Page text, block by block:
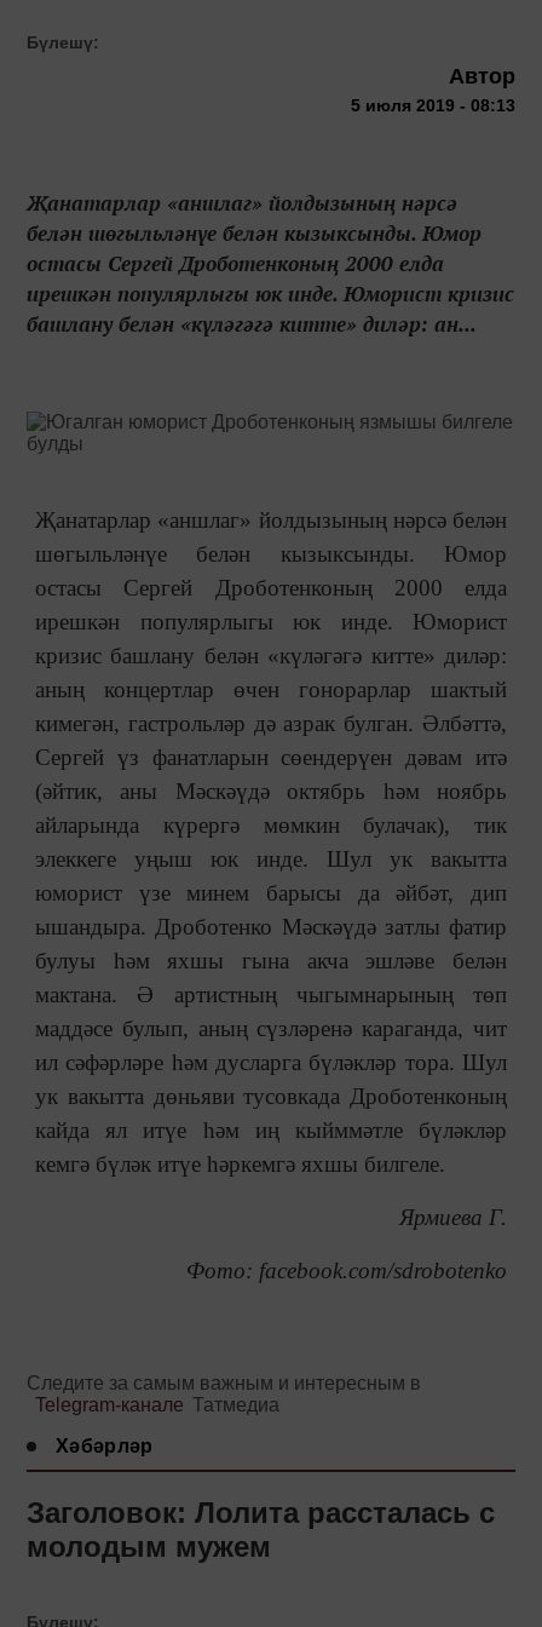
Бүлешү:
Автор
5 июля 2019 - 08:13
Җанатарлар «аншлаг» йолдызының нәрсә
белән шөгыльләнүе белән кызыксынды. Юмор
остасы Сергей Дроботенконың 2000 елда
ирешкән популярлыгы юк инде. Юморист кризис
башлану белән «күләгәгә китте» диләр: ан...
Җанатарлар «аншлаг» йолдызының нәрсә белән
шөгыльләнүе белән кызыксынды. Юмор
остасы Сергей Дроботенконың 2000 елда
ирешкән популярлыгы юк инде. Юморист
кризис башлану белән «күләгәгә китте» диләр:
аның концертлар өчен гонорарлар шактый
кимегән, гастрольләр дә азрак булган. Әлбәттә,
Сергей үз фанатларын сөендерүен дәвам итә
(әйтик, аны Мәскәүдә октябрь һәм ноябрь
айларында күрергә мөмкин булачак), тик
элеккеге уңыш юк инде. Шул ук вакытта
юморист үзе минем барысы да әйбәт, дип
ышандыра. Дроботенко Мәскәүдә затлы фатир
булуы һәм яхшы гына акча эшләве белән
мактана. Ә артистның чыгымнарының төп
маддәсе булып, аның сүзләренә караганда, чит
ил сәфәрләре һәм дусларга бүләкләр тора. Шул
ук вакытта дөньяви тусовкада Дроботенконың
кайда ял итүе һәм иң кыйммәтле бүләкләр
кемгә бүләк итүе һәркемгә яхшы билгеле.
Ярмиева Г.
Фото: facebook.com/sdrobotenko
Следите за самым важным и интересным в
Telegram-канале Татмедиа
Хәбәрләр
Заголовок: Лолита рассталась с
молодым мужем
Бүлешү: